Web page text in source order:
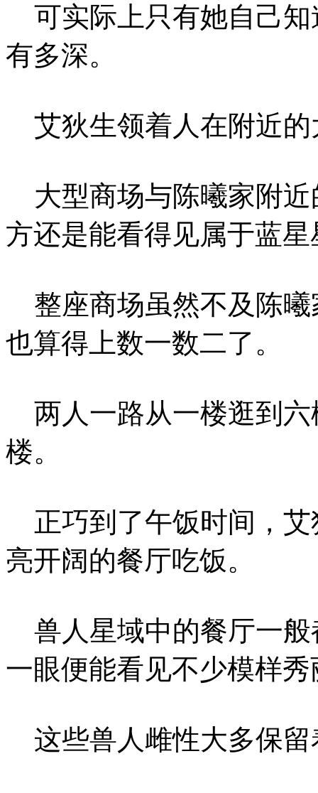
可实际上只有她自己知
有多深。
艾狄生领着人在附近的
大型商场与陈曦家附近
方还是能看得见属于蓝
整座商场虽然不及陈曦
也算得上数一数二了。
两人一路从一楼逛到六
楼。
正巧到了午饭时间，艾
亮开阔的餐厅吃饭。
兽人星域中的餐厅一般
一眼便能看见不少模样
这些兽人雌性大多保留